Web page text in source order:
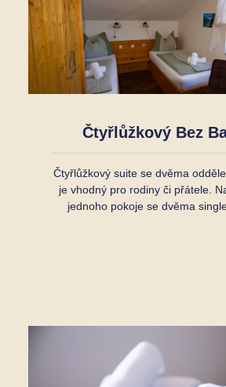
Čtyřlůžkový Bez
Čtyřlůžkový suite se dvěma
je vhodný pro rodiny či přátele.
jednoho pokoje se dvěma